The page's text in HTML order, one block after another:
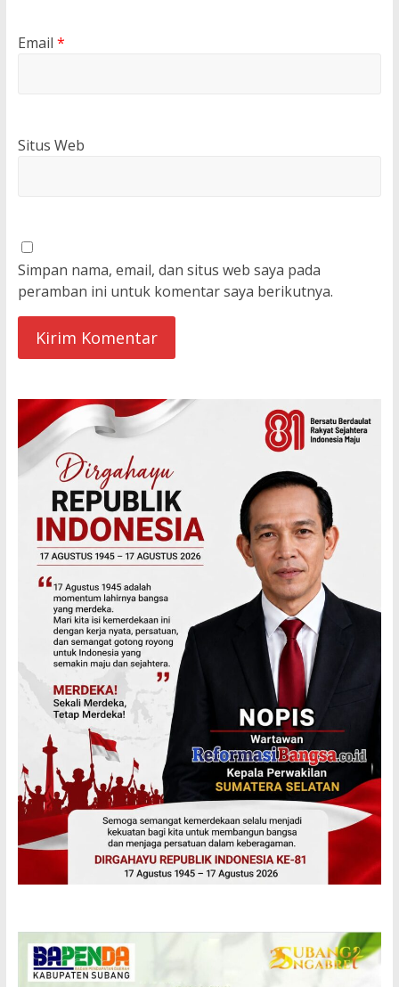
Email *
Situs Web
Simpan nama, email, dan situs web saya pada
peramban ini untuk komentar saya berikutnya.